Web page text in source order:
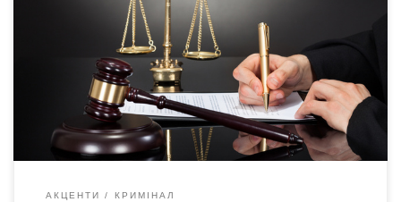
Господарського процесуального кодексу, Цивільного
процесуального кодексу, Кодексу адміністративного
судочинства та інших законодавчих актів. Про те, як це вплине
на можливості простих громадян відстоювати свої трудові
права в суді розповідає “Соціальний рух”. 1) Трудові спори
розглядаються у порядку спрощеного провадження, без […]
АКЦЕНТИ КРИМІНАЛ